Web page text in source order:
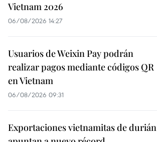
Vietnam 2026
06/08/2026 14:27
Usuarios de Weixin Pay podrán
realizar pagos mediante códigos QR
en Vietnam
06/08/2026 09:31
Exportaciones vietnamitas de durián